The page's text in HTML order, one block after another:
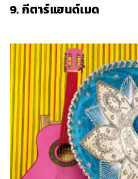
9. กีตาร์แฮนด์เมด